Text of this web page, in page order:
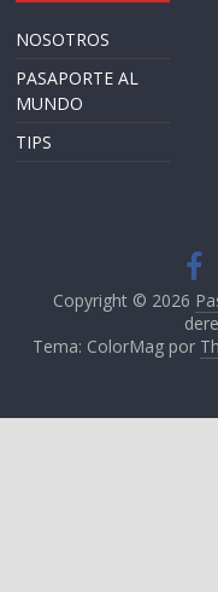
NOSOTROS
PASAPORTE AL
MUNDO
TIPS
Copyright © 2026
Tema: ColorMag por